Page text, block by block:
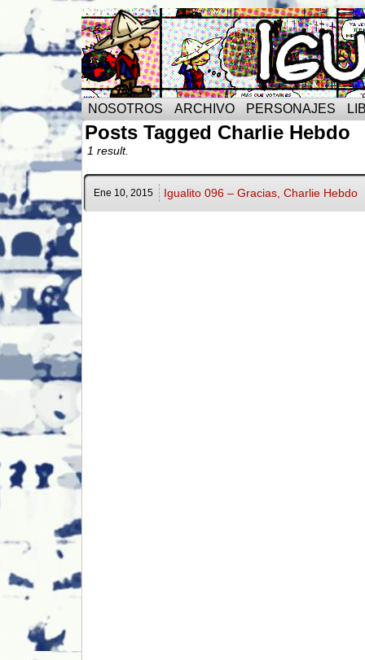
NOSOTROS ARCHIVO PERSONAJES
Posts Tagged Charlie Hebdo
1 result.
Ene 10, 2015 Igualito 096 – Gracias, Charlie Hebdo